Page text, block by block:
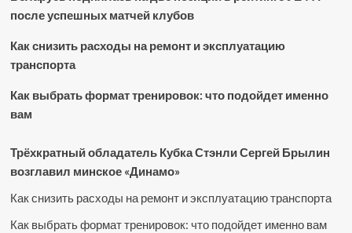
после успешных матчей клубов
Как снизить расходы на ремонт и эксплуатацию
транспорта
Как выбрать формат тренировок: что подойдет именно
вам
Трёхкратный обладатель Кубка Стэнли Сергей Брылин
возглавил минское «Динамо»
Как снизить расходы на ремонт и эксплуатацию транспорта
Как выбрать формат тренировок: что подойдет именно вам